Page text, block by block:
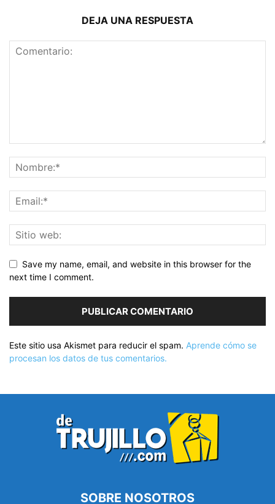
DEJA UNA RESPUESTA
Save my name, email, and website in this browser for the
next time I comment.
Este sitio usa Akismet para reducir el spam. Aprende cómo se
procesan los datos de tus comentarios.
SOBRE NOSOTROS